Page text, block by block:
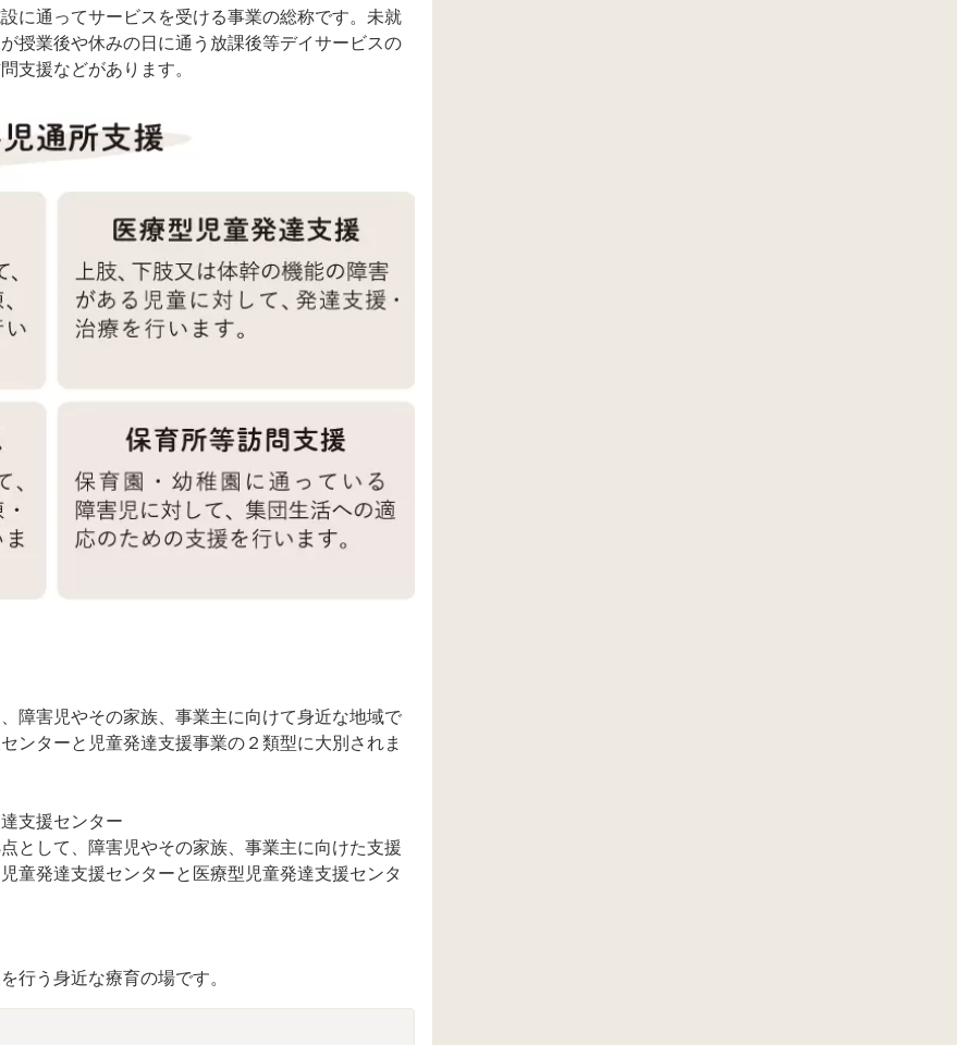
に通ってサービスを受ける事業の総称です。未就
授業後や休みの日に通う放課後等デイサービスの
支援などがあります。
障害児やその家族、事業主に向けて身近な地域で
ンターと児童発達支援事業の２類型に大別されま
支援センター
として、障害児やその家族、事業主に向けた支援
童発達支援センターと医療型児童発達支援センタ
行う身近な療育の場です。